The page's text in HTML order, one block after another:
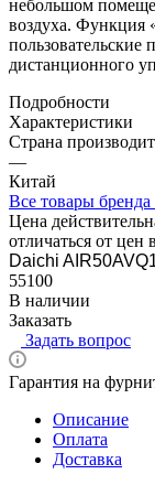
небольшом
воздуха. Функция
пользовательские
дистанционного
Подробности
Характеристики
Страна
—
Китай
Все товары
Цена
отличаться от цен
Daichi
55100
В наличии
Заказать
Задать вопрос
Гарантия на
Описание
Оплата
Доставка